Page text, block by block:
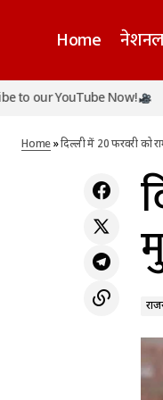
Home नेशनल
महाकुंभ में भारी भीड़,
YouTube Now!
Home»दिल्ली में 20 फरवरी को